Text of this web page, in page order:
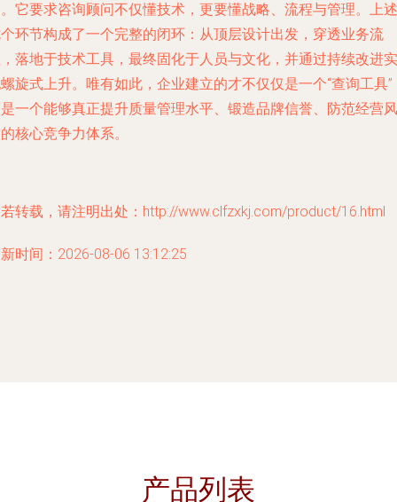
它要求咨询顾问不仅懂技术，更要懂战略、流程与管理。上述
环节构成了一个完整的闭环：从顶层设计出发，穿透业务流
落地于技术工具，最终固化于人员与文化，并通过持续改进实
旋式上升。唯有如此，企业建立的才不仅仅是一个“查询工具”
一个能够真正提升质量管理水平、锻造品牌信誉、防范经营风
核心竞争力体系。
转载，请注明出处：http://www.clfzxkj.com/product/16.html
时间：2026-08-06 13:12:25
产品列表